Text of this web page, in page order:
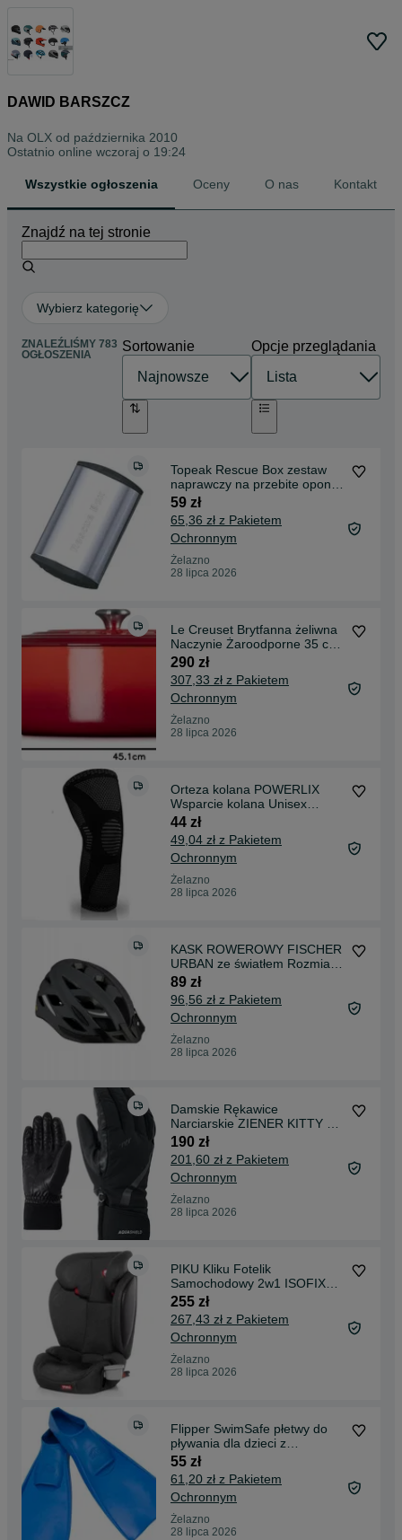
DAWID BARSZCZ
Na OLX od października 2010
Ostatnio online wczoraj o 19:24
Wszystkie ogłoszenia Oceny O nas Kontakt
Znajdź na tej stronie
Wybierz kategorię
ZNALEŹLIŚMY 783
OGŁOSZENIA
Sortowanie Opcje przeglądania
Topeak Rescue Box zestaw
naprawczy na przebite opony
2 ogniwa łańcucha
59 zł
65,36 zł z Pakietem
Ochronnym
Żelazno
28 lipca 2026
Le Creuset Brytfanna żeliwna
Naczynie Żaroodporne 35 cm
8,9 L USZKODZO
290 zł
307,33 zł z Pakietem
Ochronnym
Żelazno
28 lipca 2026
Orteza kolana POWERLIX
Wsparcie kolana Unisex
opaska uciskowa kolano S
44 zł
49,04 zł z Pakietem
Ochronnym
Żelazno
28 lipca 2026
KASK ROWEROWY FISCHER
URBAN ze światłem Rozmiar
S/M 52-59 cm
89 zł
96,56 zł z Pakietem
Ochronnym
Żelazno
28 lipca 2026
Damskie Rękawice
Narciarskie ZIENER KITTY AS
Rozmiar 7.5
190 zł
201,60 zł z Pakietem
Ochronnym
Żelazno
28 lipca 2026
PIKU Kliku Fotelik
Samochodowy 2w1 ISOFIX
15-36 kg
255 zł
267,43 zł z Pakietem
Ochronnym
Żelazno
28 lipca 2026
Flipper SwimSafe płetwy do
pływania dla dzieci z
naturalnego kauczuku
Rozmiar 38-39
55 zł
61,20 zł z Pakietem
Ochronnym
Żelazno
28 lipca 2026